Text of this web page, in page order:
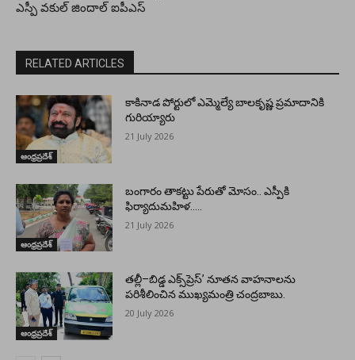
ఎస్పీ వకుల్ జిందాల్ ఐపీఎస్
RELATED ARTICLES
ఆంధ్రప్రదేశ్
కాకినాడ పోర్టులో ఎమ్మెల్యే బాలకృష్ణ ప్రమాదానికి
గురియ్యారు
21 July 2026
ఆంధ్రప్రదేశ్
బంగారం తాకట్టు పేరుతో మోసం.. ఎస్పీకి
ఫిర్యాదుమహిళ…..
21 July 2026
ఆంధ్రప్రదేశ్
తల్లీ–బిడ్డ ఎక్స్‌ప్రెస్’ నూతన వాహనాలను
పరిశీలించిన ముఖ్యమంత్రి చంద్రబాబు.
20 July 2026